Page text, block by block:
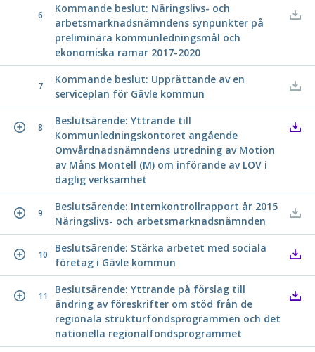
6
Kommande beslut: Näringslivs- och
arbetsmarknadsnämndens synpunkter på
preliminära kommunledningsmål och
ekonomiska ramar 2017-2020
7
Kommande beslut: Upprättande av en
serviceplan för Gävle kommun
8
Beslutsärende: Yttrande till
Kommunledningskontoret angående
Omvårdnadsnämndens utredning av Motion
av Måns Montell (M) om införande av LOV i
daglig verksamhet
9
Beslutsärende: Internkontrollrapport år 2015
Näringslivs- och arbetsmarknadsnämnden
10
Beslutsärende: Stärka arbetet med sociala
företag i Gävle kommun
11
Beslutsärende: Yttrande på förslag till
ändring av föreskrifter om stöd från de
regionala strukturfondsprogrammen och det
nationella regionalfondsprogrammet